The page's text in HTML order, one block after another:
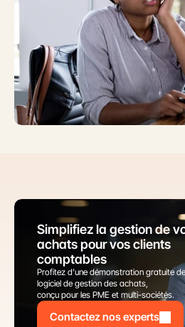
Simplifiez la gestion de
achats pour vos clients
comptables
Profitez d’une démonstration gratuite
logiciel de gestion des achats,
conçu pour les PME et multi-sociétés.
Contactez nos experts